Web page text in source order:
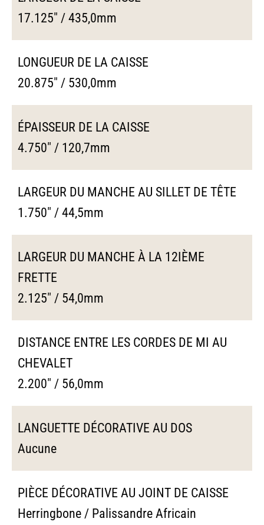
17.125" / 435,0mm
LONGUEUR DE LA CAISSE
20.875" / 530,0mm
ÉPAISSEUR DE LA CAISSE
4.750" / 120,7mm
LARGEUR DU MANCHE AU SILLET DE TÊTE
1.750" / 44,5mm
LARGEUR DU MANCHE À LA 12IÈME
FRETTE
2.125" / 54,0mm
DISTANCE ENTRE LES CORDES DE MI AU
CHEVALET
2.200" / 56,0mm
LANGUETTE DÉCORATIVE AU DOS
Aucune
PIÈCE DÉCORATIVE AU JOINT DE CAISSE
Herringbone / Palissandre Africain